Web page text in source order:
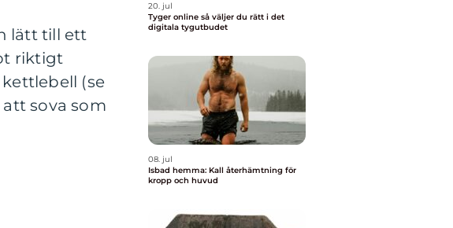
lätt till ett
riktigt
(se
sova som
20. jul
Tyger online så väljer du rätt i det
digitala tygutbudet
08. jul
Isbad hemma: Kall återhämtning för
kropp och huvud